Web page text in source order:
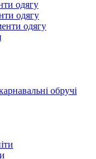
одягу
одягу
одягу
обручі